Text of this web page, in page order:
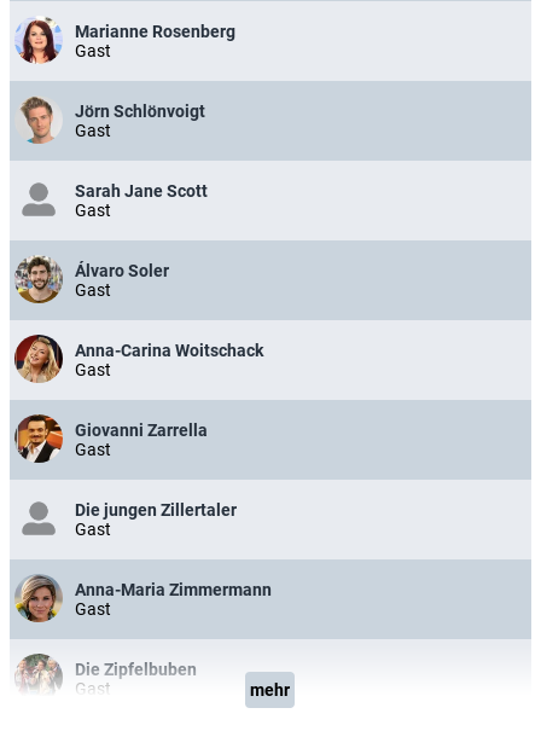
Marianne Rosenberg
Gast
Jörn Schlönvoigt
Gast
Sarah Jane Scott
Gast
Álvaro Soler
Gast
Anna-Carina Woitschack
Gast
Giovanni Zarrella
Gast
Die jungen Zillertaler
Gast
Anna-Maria Zimmermann
Gast
Die Zipfelbuben
Gast
mehr